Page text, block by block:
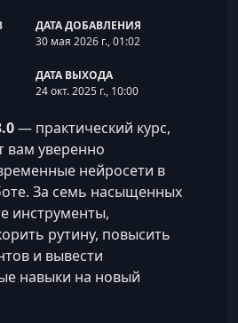
ДАТА ДОБАВЛЕНИЯ
30 мая 2026 г., 01:02
ДАТА ВЫХОДА
24 окт. 2025 г., 10:00
— практический курс,
вам уверенно
нейросети в
За семь насыщенных
инструменты,
рутину, повысить
и вывести
навыки на новый